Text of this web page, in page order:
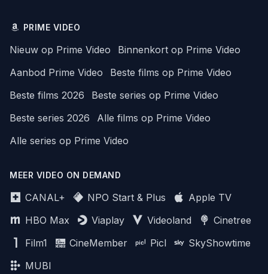
PRIME VIDEO
Nieuw op Prime Video
Binnenkort op Prime Video
Aanbod Prime Video
Beste films op Prime Video
Beste films 2026
Beste series op Prime Video
Beste series 2026
Alle films op Prime Video
Alle series op Prime Video
MEER VIDEO ON DEMAND
CANAL+ NPO Start & Plus
Apple TV
HBO Max
Viaplay Videoland
Cinetree
Film1
CineMember Picl
SkyShowtime
MUBI